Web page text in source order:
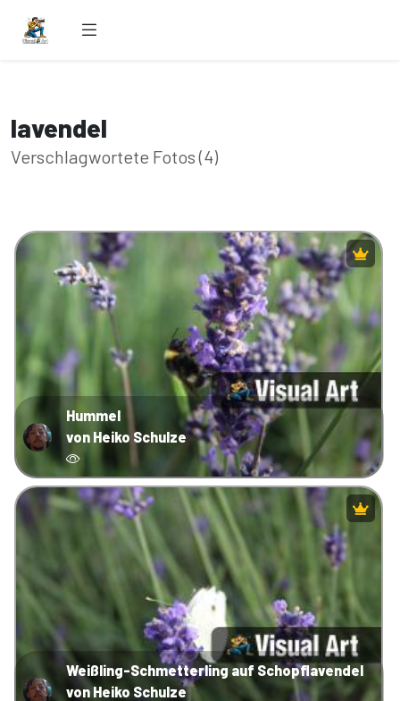
lavendel
Verschlagwortete Fotos (4)
Hummel
von Heiko Schulze
Weißling-Schmetterling auf Schopflavendel
von Heiko Schulze